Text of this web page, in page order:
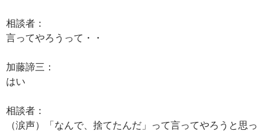
相談者：
言ってやろうって・・
加藤諦三：
はい
相談者：
（涙声）「なんで、捨てたんだ」って言ってやろうと思っ